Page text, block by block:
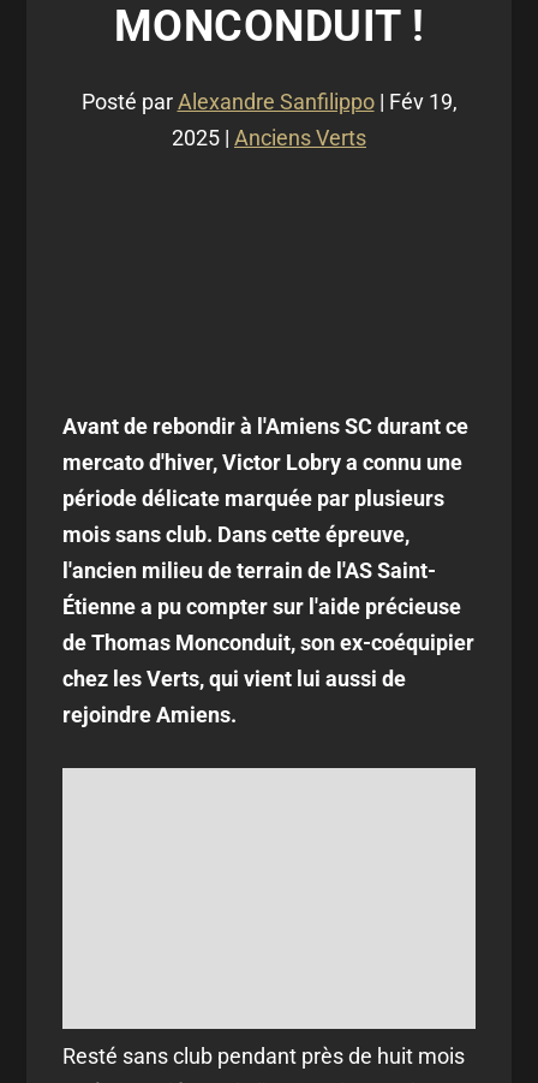
MONCONDUIT !
Posté parAlexandre Sanfilippo| Fév 19,
2025 | Anciens Verts
Avant de rebondir à l'Amiens SC durant ce
mercato d'hiver, Victor Lobry a connu une
période délicate marquée par plusieurs
mois sans club. Dans cette épreuve,
l'ancien milieu de terrain de l'AS Saint-
Étienne a pu compter sur l'aide précieuse
de Thomas Monconduit, son ex-coéquipier
chez les Verts, qui vient lui aussi de
rejoindre Amiens.
Resté sans club pendant près de huit mois